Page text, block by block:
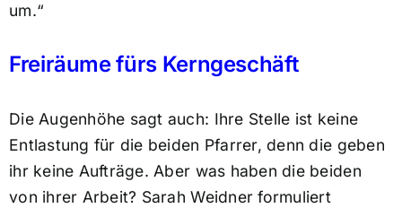
um.“
Freiräume fürs Kerngeschäft
Die Augenhöhe sagt auch: Ihre Stelle ist keine
Entlastung für die beiden Pfarrer, denn die geben
ihr keine Aufträge. Aber was haben die beiden
von ihrer Arbeit? Sarah Weidner formuliert